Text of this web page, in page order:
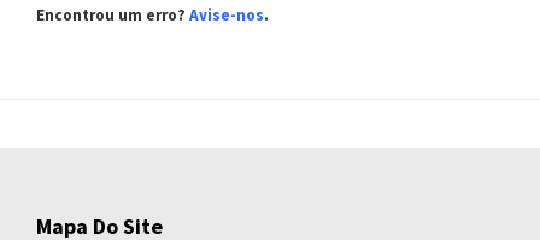
Encontrou um erro? Avise-nos.
Mapa Do Site